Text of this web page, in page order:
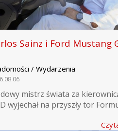
Sainz i Ford Mustang
/ Wydarzenia
mistrz świata za
wyjechał na przyszły tor